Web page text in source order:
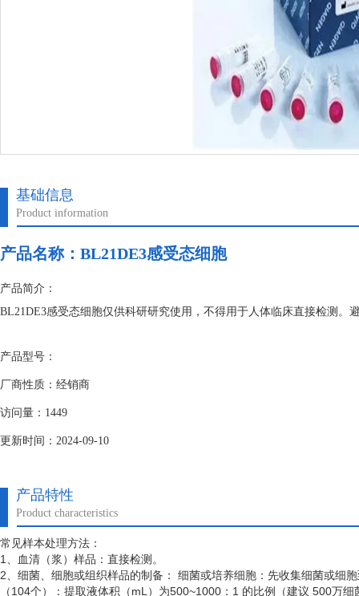
基础信息
Product information
产品名称： BL21DE3感受态细胞
产品简介：
BL21DE3感受态细胞仅供科研研究使用，不得用于人体临床直接检测。
产品型号：
厂商性质：经销商
访问量：1449
更新时间：2024-09-10
产品特性
Product characteristics
常见样本处理方法：
1、血清（浆）样品：直接检测。
2、细菌、细胞或组织样品的制备： 细菌或培养细胞：先收集细菌或细
（104个）：提取液体积（mL）为500~1000：1 的比例（建议 500万